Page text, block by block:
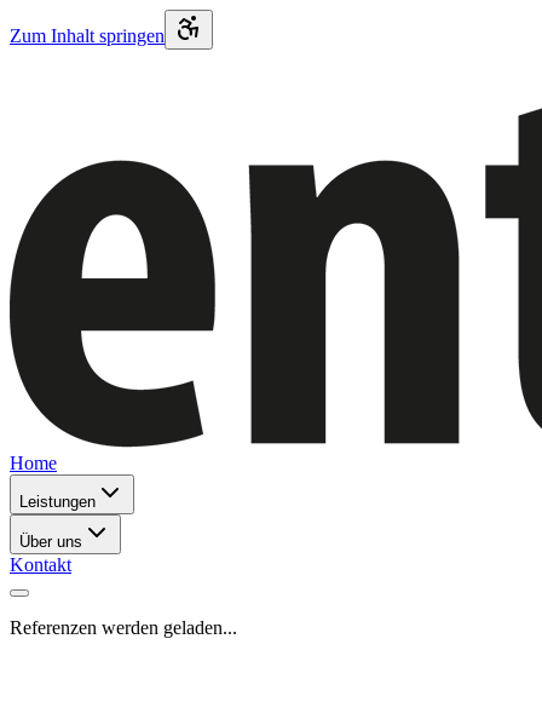
Zum Inhalt springen
Home
Leistungen
Über uns
Kontakt
Referenzen werden geladen...